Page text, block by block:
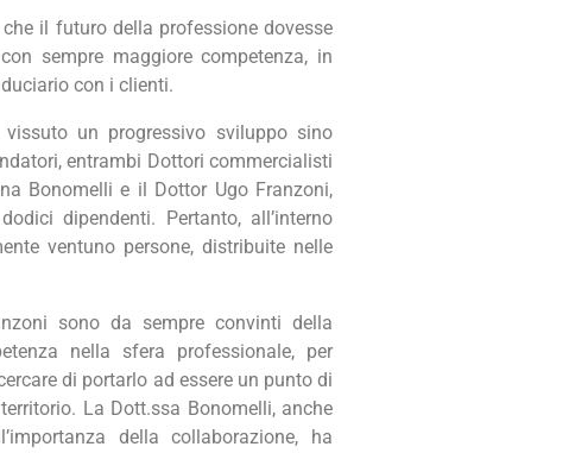
il futuro della professione dovesse
sempre maggiore competenza, in
con i clienti.
un progressivo sviluppo sino
entrambi Dottori commercialisti
Bonomelli e il Dottor Ugo Franzoni,
dipendenti. Pertanto, all’interno
ventuno persone, distribuite nelle
sono da sempre convinti della
nella sfera professionale, per
di portarlo ad essere un punto di
La Dott.ssa Bonomelli, anche
della collaborazione, ha